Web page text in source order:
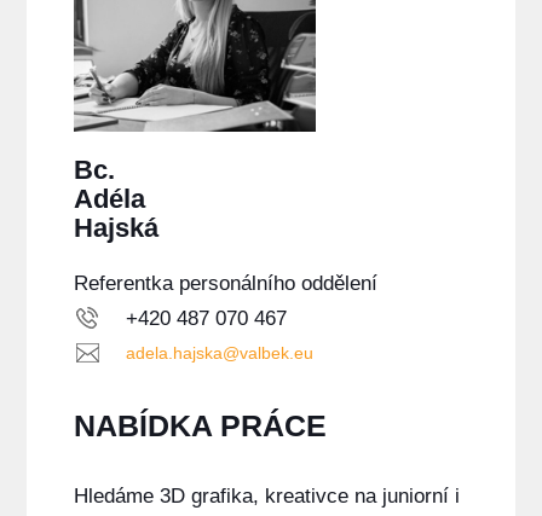
Bc.
Adéla
Hajská
Referentka personálního oddělení
+420 487 070 467
adela.hajska@valbek.eu
NABÍDKA PRÁCE
Hledáme 3D grafika, kreativce na juniorní i